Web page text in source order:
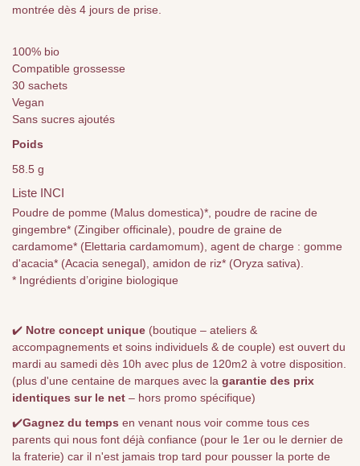
montrée dès 4 jours de prise.
100% bio
Compatible grossesse
30 sachets
Vegan
Sans sucres ajoutés
Poids
58.5 g
Liste INCI
Poudre de pomme (Malus domestica)*, poudre de racine de
gingembre* (Zingiber officinale), poudre de graine de
cardamome* (Elettaria cardamomum), agent de charge : gomme
d'acacia* (Acacia senegal), amidon de riz* (Oryza sativa).
* Ingrédients d’origine biologique
✔️ Notre concept unique (boutique – ateliers &
accompagnements et soins individuels & de couple) est ouvert du
mardi au samedi dès 10h avec plus de 120m2 à votre disposition.
(plus d'une centaine de marques avec la garantie des prix
identiques sur le net – hors promo spécifique)
✔️Gagnez du temps en venant nous voir comme tous ces
parents qui nous font déjà confiance (pour le 1er ou le dernier de
la fraterie) car il n'est jamais trop tard pour pousser la porte de